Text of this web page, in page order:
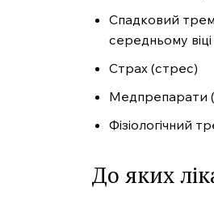
Спадковий
середньому віці
Страх (стрес)
Медпрепарати
Фізіологічний
До яких